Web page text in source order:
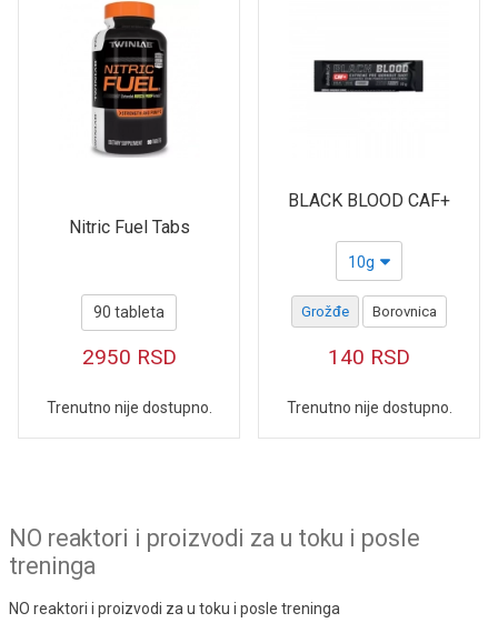
Nitric Fuel Tabs
90 tableta
2950 RSD
Trenutno nije dostupno.
BLACK BLOOD CAF+
10g
Grožđe Borovnica
140 RSD
Trenutno nije dostupno.
NO reaktori i proizvodi za u toku i posle
treninga
NO reaktori i proizvodi za u toku i posle treninga